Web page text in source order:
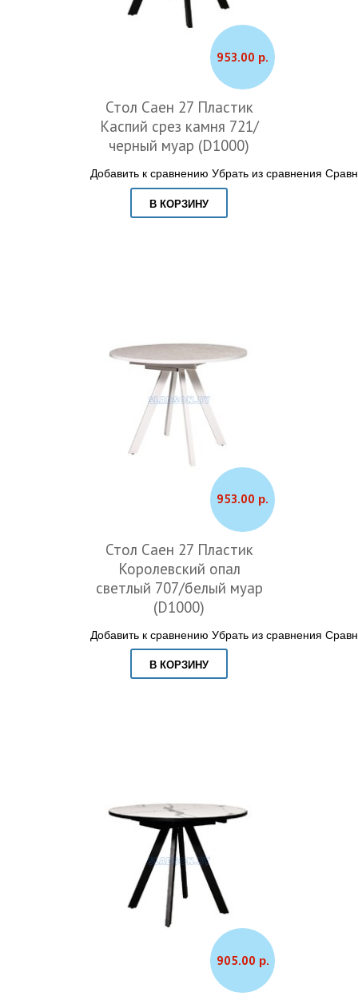
953.00 р.
Стол Саен 27 Пластик
Каспий срез камня 721/
черный муар (D1000)
Добавить к сравнению Убрать из сравнения
В КОРЗИНУ
953.00 р.
Стол Саен 27 Пластик
Королевский опал
светлый 707/белый муар
(D1000)
Добавить к сравнению Убрать из сравнения
В КОРЗИНУ
905.00 р.